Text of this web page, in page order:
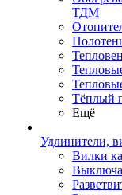
ТДМ
Тёплый
Ещё
Удлинители,
Вилки